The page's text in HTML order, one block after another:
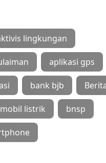
lingkungan
aplikasi gps
bank bjb
listrik bnsp